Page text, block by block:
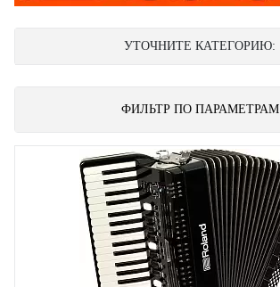
УТОЧНИТЕ КАТЕГОРИЮ:
ФИЛЬТР ПО ПАРАМЕТРАМ